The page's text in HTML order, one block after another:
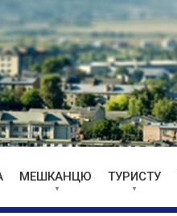
МЕШКАНЦЮ ТУРИСТУ